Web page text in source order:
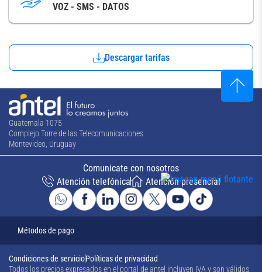
VOZ - SMS - DATOS
Descargar tarifas
Guatemala 1075
Complejo Torre de las Telecomunicaciones
Montevideo, Uruguay
Comunicate con nosotros
Atención telefónica
Atención presencial
Métodos de pago
Todos los precios expresados en el portal de antel incluyen IVA y son válidos
Condiciones de servicioPolíticas de privacidad